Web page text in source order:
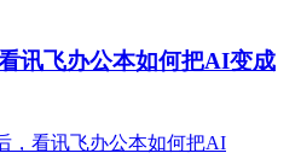
讯飞办公本如何把AI变成